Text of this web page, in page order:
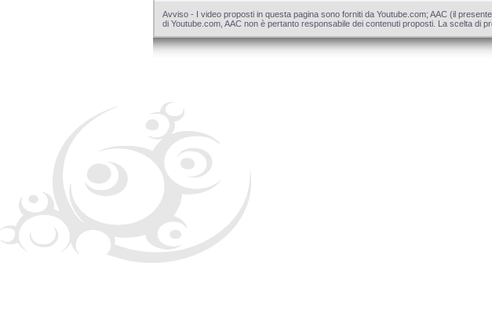
Avviso - I video proposti in questa pagina sono forniti da Youtube.com; AAC (il
di Youtube.com, AAC non è pertanto responsabile dei contenuti proposti. La scelta di